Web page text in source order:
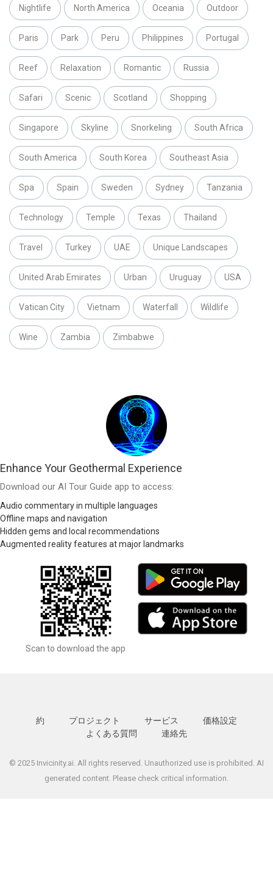
Nightlife North America Oceania Outdoor
Paris Park Peru Philippines Portugal
Reef Relaxation Romantic Russia
Safari Scenic Scotland Shopping
Singapore Skyline Snorkeling South Africa
South America South Korea Southeast Asia
Spa Spain Sweden Sydney Tanzania
Technology Temple Texas Thailand
Travel Turkey UAE Unique Landscapes
United Arab Emirates Urban Uruguay USA
Vatican City Vietnam Waterfall Wildlife
Wine Zambia Zimbabwe
Enhance Your Geothermal Experience
Download our AI Tour Guide app to access:
Audio commentary in multiple languages
Offline maps and navigation
Hidden gems and local recommendations
Augmented reality features at major landmarks
Scan to download the app
約 プロジェクト サービス
価格設定
よくある質問
連絡先
© 2025 Invicinity.ai. All rights reserved. Unauthorized use is prohibited. AI
generated content. Please check critical information.